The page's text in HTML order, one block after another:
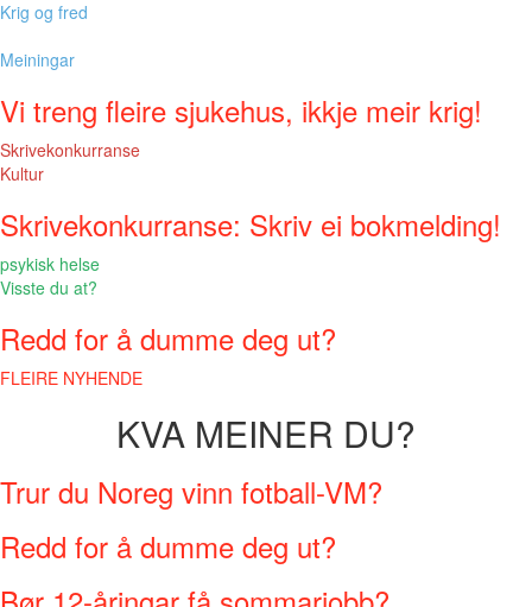
Krig og fred
Meiningar
Vi treng fleire sjukehus, ikkje meir krig!
Skrivekonkurranse
Kultur
Skrivekonkurranse: Skriv ei bokmelding!
psykisk helse
Visste du at?
Redd for å dumme deg ut?
FLEIRE NYHENDE
KVA MEINER DU?
Trur du Noreg vinn fotball-VM?
Redd for å dumme deg ut?